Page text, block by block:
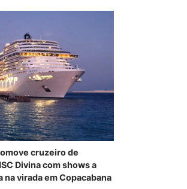
cruzeiro de
Divina com shows a
na virada em Copacabana